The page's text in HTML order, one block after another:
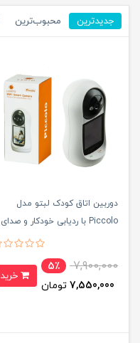
جدیدترین محبوب‌ترین
دوربین اتاق کودک لبتو مدل
Piccolo با ردیابی خودکار و صدای
7,900,000
5٪
7,550,000 تومان